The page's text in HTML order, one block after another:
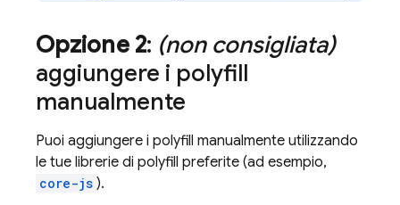
Opzione 2: (non consigliata)
aggiungere i polyfill
manualmente
Puoi aggiungere i polyfill manualmente utilizzando
le tue librerie di polyfill preferite (ad esempio,
core-js ).